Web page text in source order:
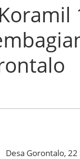
Desa Gorontalo,